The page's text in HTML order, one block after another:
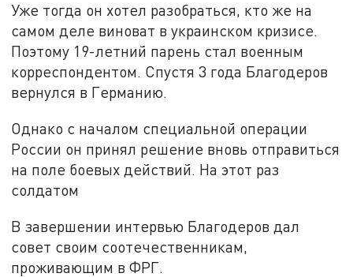
Уже тогда он хотел разобраться, кто же на
самом деле виноват в украинском кризисе.
Поэтому 19-летний парень стал военным
корреспондентом. Спустя 3 года Благодеров
вернулся в Германию.
Однако с началом специальной операции
России он принял решение вновь отправиться
на поле боевых действий. На этот раз
солдатом
В завершении интервью Благодеров дал
совет своим соотечественникам,
проживающим в ФРГ.